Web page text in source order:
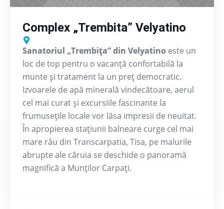
Complex „Trembita” Velyatino
Sanatoriul „Trembița” din Velyatino este un
loc de top pentru o vacanță confortabilă la
munte și tratament la un preț democratic.
Izvoarele de apă minerală vindecătoare, aerul
cel mai curat și excursiile fascinante la
frumusețile locale vor lăsa impresii de neuitat.
În apropierea stațiunii balneare curge cel mai
mare râu din Transcarpatia, Tisa, pe malurile
abrupte ale căruia se deschide o panoramă
magnifică a Munților Carpați.